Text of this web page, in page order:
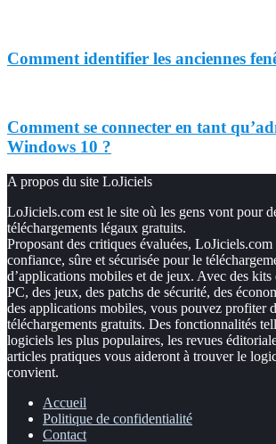
Comment identifier les anciennes
Comment se connecter en tant
Windows 10 ?
A propos du site LoJiciels
LoJiciels.com est le site où les gens vont pour
téléchargements légaux gratuits.
Proposant des critiques évaluées, LoJiciels.com
confiance, sûre et sécurisée pour le
d’applications mobiles et de jeux. Avec des kits
PC, des jeux, des patchs de sécurité, des
des applications mobiles, vous pouvez profiter
téléchargements gratuits. Des fonctionnalités
logiciels les plus populaires, les revues
articles pratiques vous aideront à trouver le
convient.
Accueil
Politique de confidentialité
Contact